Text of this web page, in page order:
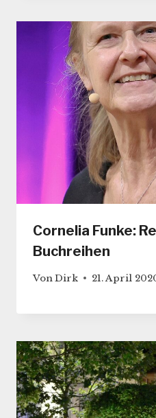
Cornelia Funke:
Buchreihen
VonDirk 21. April